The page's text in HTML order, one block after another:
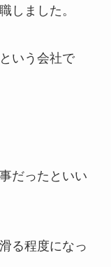
しました。
いう会社で
だったといい
る程度になっ